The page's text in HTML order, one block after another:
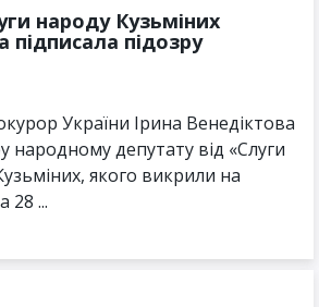
народу Кузьміних
підписала підозру
України Ірина Венедіктова
народному депутату від «Слуги
якого викрили на
28 ...